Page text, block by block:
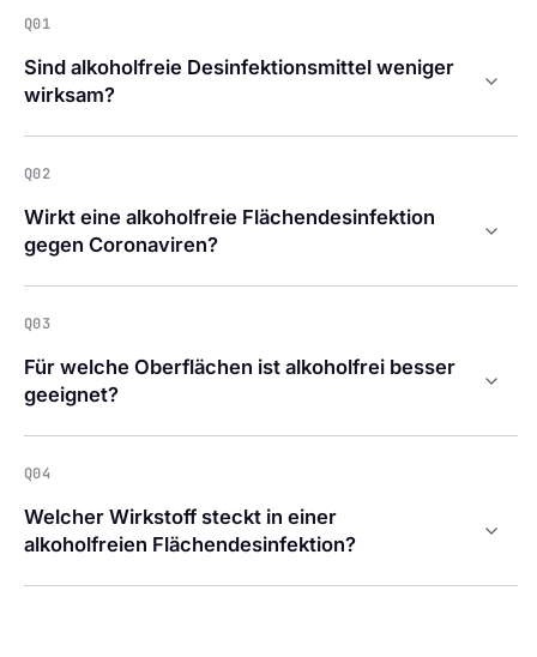
Q01
Sind alkoholfreie Desinfektionsmittel weniger
wirksam?
Q02
Wirkt eine alkoholfreie Flächendesinfektion
gegen Coronaviren?
Q03
Für welche Oberflächen ist alkoholfrei besser
geeignet?
Q04
Welcher Wirkstoff steckt in einer
alkoholfreien Flächendesinfektion?